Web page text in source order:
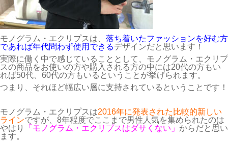
モノグラム・エクリプスは、 落ち着いたファッションを好む方
であれば年代問わず使用できるデザインだと思います！
実際に働く中で感じていることとして、モノグラム・エクリプ
スの商品をお使いの方や購入される方の中には20代の方もい
れば50代、60代の方もいるということが挙げられます。
つまり、それほど幅広い層に支持されているということです！
モノグラム・エクリプスは2016年に発表された比較的新しい
ラインですが、8年程度でここまで男性人気を集められたのは
やはり
「モノグラム・エクリプスはダサくない」 からだと思い
ます。